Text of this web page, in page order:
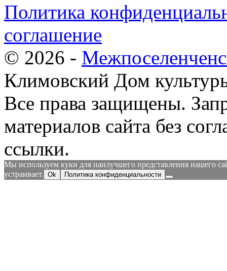
Политика
соглашение
© 2026 -
Климовский Дом
Все права защищены.
материалов сайта без
ссылки.
Мы используем куки для наилучшего представления нашего
устраивает. Ok Политика конфиденциальности